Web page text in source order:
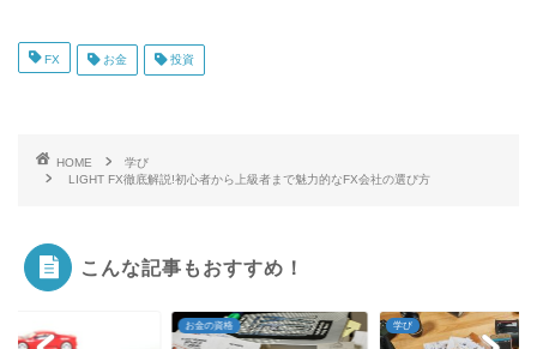
FX お金 投資
HOME
学び
LIGHT FX徹底解説!初心者から上級者まで魅力的なFX会社の選び方
こんな記事もおすすめ！
お金の資格 学び